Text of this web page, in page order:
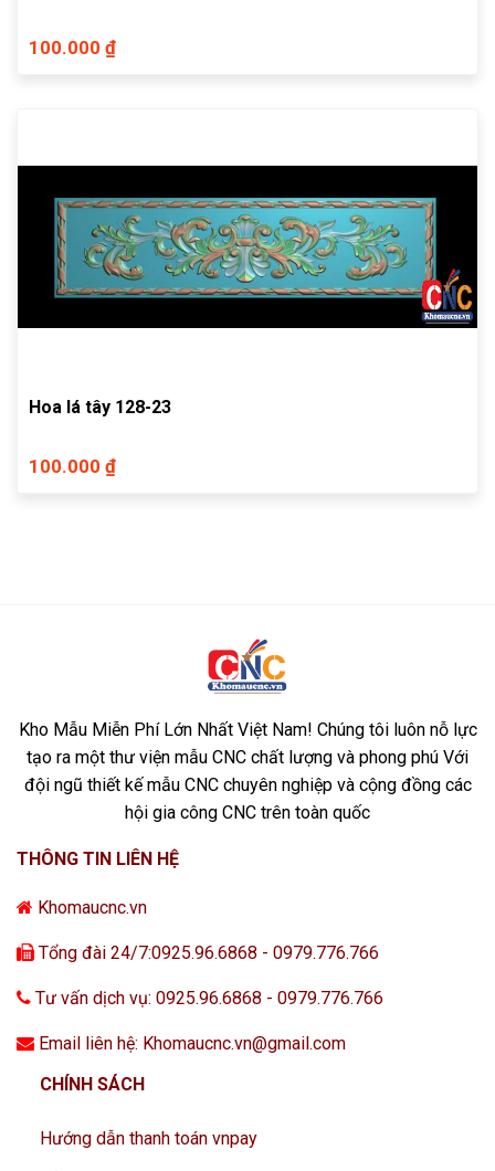
100.000 ₫
Hoa lá tây 128-23
100.000 ₫
Kho Mẫu Miễn Phí Lớn Nhất Việt Nam! Chúng tôi luôn nỗ lực
tạo ra một thư viện mẫu CNC chất lượng và phong phú Với
đội ngũ thiết kế mẫu CNC chuyên nghiệp và cộng đồng các
hội gia công CNC trên toàn quốc
THÔNG TIN LIÊN HỆ
Khomaucnc.vn
Tổng đài 24/7:0925.96.6868 - 0979.776.766
Tư vấn dịch vụ: 0925.96.6868 - 0979.776.766
Email liên hệ: Khomaucnc.vn@gmail.com
CHÍNH SÁCH
Hướng dẫn thanh toán vnpay